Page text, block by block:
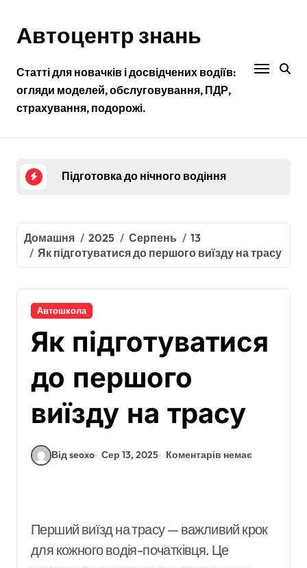
контенту
Автоцентр знань
Статті для новачків і досвідчених водіїв:
огляди моделей, обслуговування, ПДР,
страхування, подорожі.
Підготовка до нічного водіння
Підготовка до складання теоретичного
Як обрати інструктора з водіння для
Як вибрати автошколу у великому місті: на
Домашня 2025 Серпень
13
Як підготуватися до першого виїзду на трасу
Автошкола
Як підготуватися
до першого
виїзду на трасу
Від seoxo Сер 13, 2025 Коментарів немає
Перший виїзд на трасу — важливий крок
для кожного водія-початківця. Це